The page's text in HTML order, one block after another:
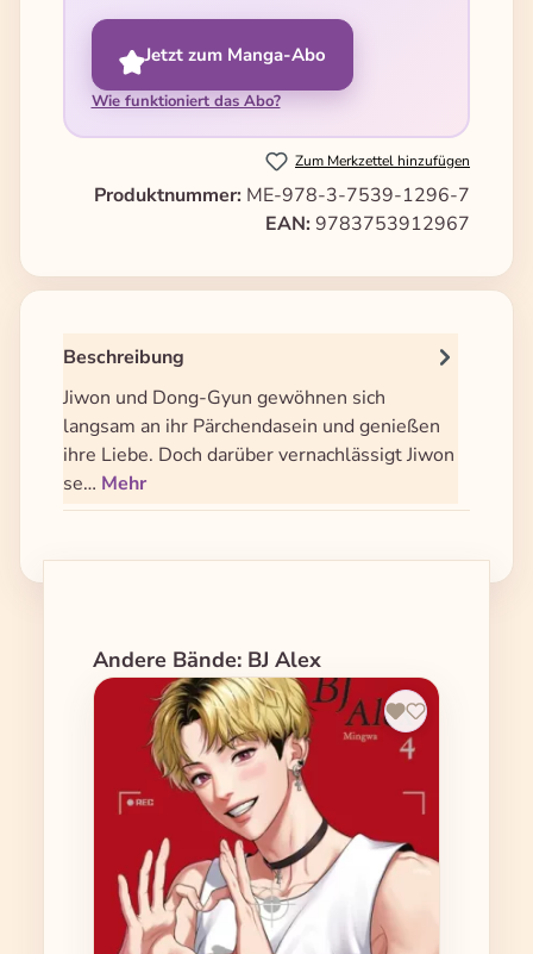
Jetzt zum Manga-Abo
Wie funktioniert das Abo?
Zum Merkzettel hinzufügen
Produktnummer: ME-978-3-7539-1296-7
EAN: 9783753912967
Beschreibung
Jiwon und Dong-Gyun gewöhnen sich
langsam an ihr Pärchendasein und genießen
ihre Liebe. Doch darüber vernachlässigt Jiwon
se… Mehr
Produktgalerie überspringen
Andere Bände: BJ Alex